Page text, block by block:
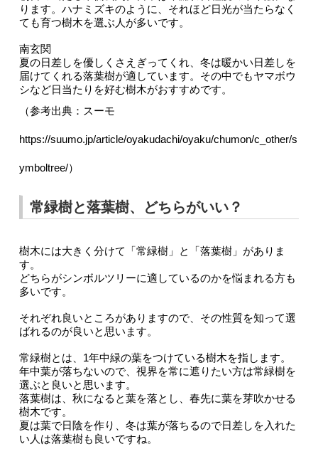
ります。ハナミズキのように、それほど日光が当たらなく
ても育つ樹木を選ぶ人が多いです。
南玄関
夏の日差しを優しくさえぎってくれ、冬は暖かい日差しを
届けてくれる落葉樹が適しています。その中でもヤマボウ
シなど日当たりを好む樹木がおすすめです。
（参考出典：スーモ
https://suumo.jp/article/oyakudachi/oyaku/chumon/c_other/s
ymboltree/）
常緑樹と落葉樹、どちらがいい？
樹木には大きく分けて「常緑樹」と「落葉樹」がありま
す。
どちらがシンボルツリーに適しているのかを悩まれる方も
多いです。
それぞれ良いところがありますので、その性質を知って選
ばれるのが良いと思います。
常緑樹とは、1年中緑の葉をつけている樹木を指します。
年中葉が落ちないので、視界を常に遮りたい方は常緑樹を
選ぶと良いと思います。
落葉樹は、秋になると葉を落とし、春先に葉を芽吹かせる
樹木です。
夏は葉で日陰を作り、冬は葉が落ちるので日差しを入れた
い人は落葉樹も良いですね。